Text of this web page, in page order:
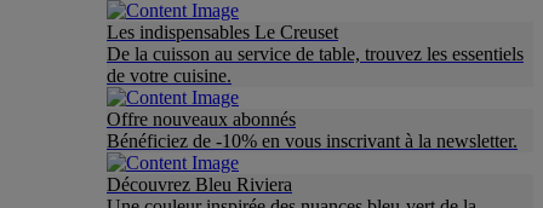
Les indispensables Le Creuset
De la cuisson au service de table, trouvez les essentiels
de votre cuisine.
Offre nouveaux abonnés
Bénéficiez de -10% en vous inscrivant à la newsletter.
Découvrez Bleu Riviera